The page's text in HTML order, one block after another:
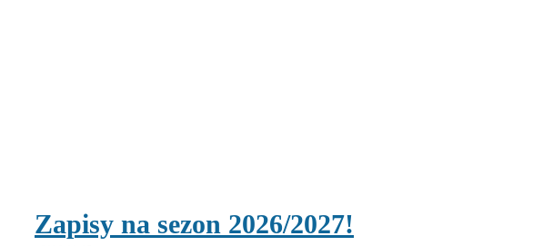
Zapisy na sezon 2026/2027!